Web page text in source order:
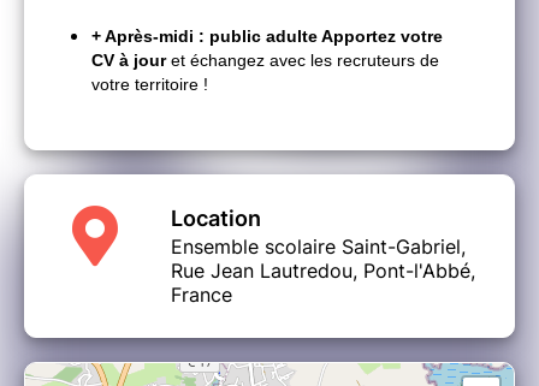
+ Après-midi : public adulte Apportez votre
CV à jouret échangez avec les recruteurs de
votre territoire !
Location
Ensemble scolaire Saint-Gabriel,
Rue Jean Lautredou, Pont-l'Abbé,
France